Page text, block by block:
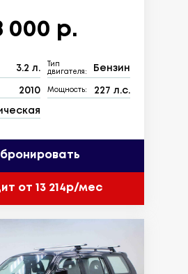
000 р.
3.2 л.
Тип
двигателя:
Бензин
2010 Мощность: 227 л.с.
от 13 214р/мес